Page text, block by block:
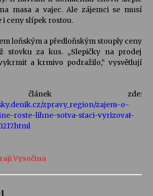
koncerty ve Stromovce: Kolchoz a
ploty
koncerty ve Stromovce: Rufus Miller
22. 7. 2026
17. 7. 2026
masa a vajec. Ale zájemci se musí
i ceny slípek rostou.
loňským a předloňským stouply ceny
stovku za kus. „Slepičky na prodej
a krmivo podražilo,“ vysvětlují
zde:
zpravy_region/zajem-o-
roste-lihne-sotva-staci-vyrizovat-
Vysočina